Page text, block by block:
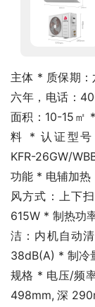
主体 * 质保期
六年，电话：
面积：10-15㎡
料 * 认证型号
KFR-26GW/
功能 * 电辅加热
风方式：上下
615W * 制热功
洁：内机自动
38dB(A) * 制冷
规格 * 电压/频
498mm,深